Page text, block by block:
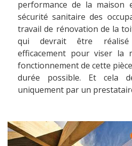
performance de la maison
sécurité sanitaire des
travail de rénovation de la
qui devrait être réalisé
efficacement pour viser la
fonctionnement de cette
durée possible. Et cela
uniquement par un